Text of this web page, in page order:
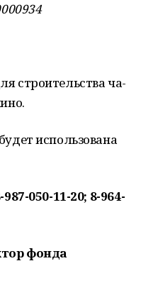
строительства ча­
использована
987-050-11-20; 8-964-
фонда